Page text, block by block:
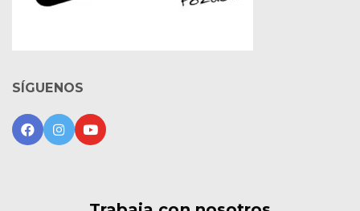
SÍGUENOS